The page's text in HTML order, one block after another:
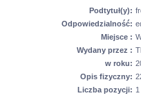
Podtytuł(y):
Odpowiedzialność:
Miejsce :
Wydany przez :
w roku:
Opis fizyczny:
Liczba pozycji: 1